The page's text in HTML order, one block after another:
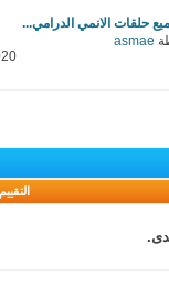
حلقات الانمي الدرامي...
asmae
التقييم